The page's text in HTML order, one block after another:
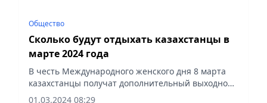
Общество
Сколько будут отдыхать казахстанцы в
марте 2024 года
В честь Международного женского дня 8 марта
казахстанцы получат дополнительный выходной,
который будет добавлен к выходным по субботам
01.03.2024 08:29